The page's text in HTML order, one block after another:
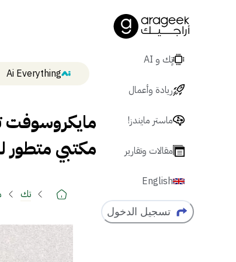
تٍك و AI
ريادة وأعمال
ماستر مايندز!
مقالات وتقارير
English
تسجيل الدخول
Ai Everything
مكتبي متطور
تك